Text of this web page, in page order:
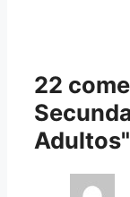
22
Adultos"